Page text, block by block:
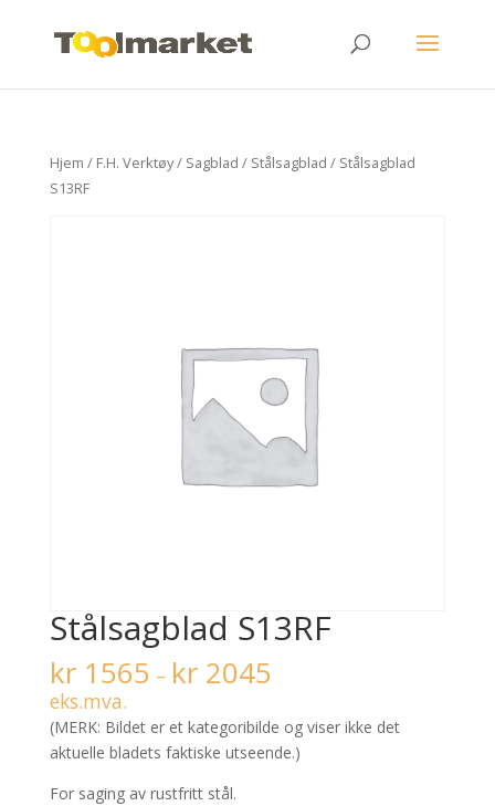
Hjem / F.H. Verktøy/ Sagblad / Stålsagblad / Stålsagblad
S13RF
Stålsagblad S13RF
kr1565 – kr2045
eks.mva.
(MERK: Bildet er et kategoribilde og viser ikke det
aktuelle bladets faktiske utseende.)
For saging av rustfritt stål.